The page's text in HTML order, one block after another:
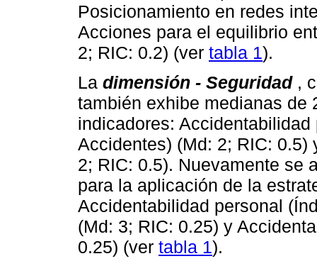
Posicionamiento en redes
Acciones para el equilibrio
2; RIC: 0.2) (ver tabla 1).
La dimensión - Seguridad ,
también exhibe medianas de
indicadores:
Accidentes) (Md: 2; RIC:
2; RIC: 0.5). Nuevamente se
para la aplicación de la
Accidentabilidad personal
(Md: 3; RIC: 0.25) y
0.25) (ver tabla 1).